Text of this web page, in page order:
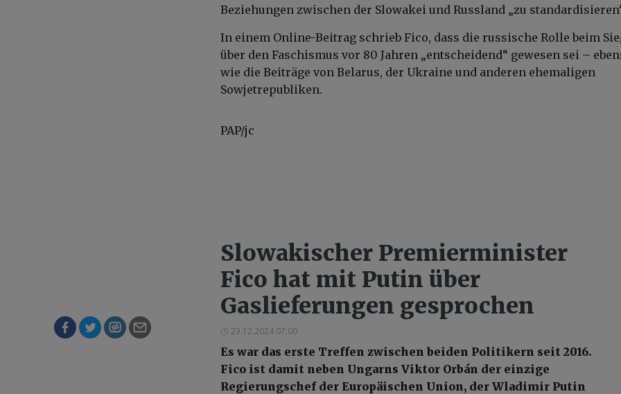
Beziehungen zwischen der Slowakei und Russland „zu
In einem Online-Beitrag schrieb Fico, dass die russische Rolle beim
über den Faschismus vor 80 Jahren „entscheidend“ gewesen sei –
wie die Beiträge von Belarus, der Ukraine und anderen ehemaligen
Sowjetrepubliken.
PAP/jc
Slowakischer Premierminister
Fico hat mit Putin über
Gaslieferungen gesprochen
23.12.2024 07:00
Es war das erste Treffen zwischen beiden Politikern seit 2016.
Fico ist damit neben Ungarns Viktor Orbán der einzige
Regierungschef der Europäischen Union, der Wladimir Putin